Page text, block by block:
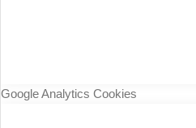
Google Analytics Cookies